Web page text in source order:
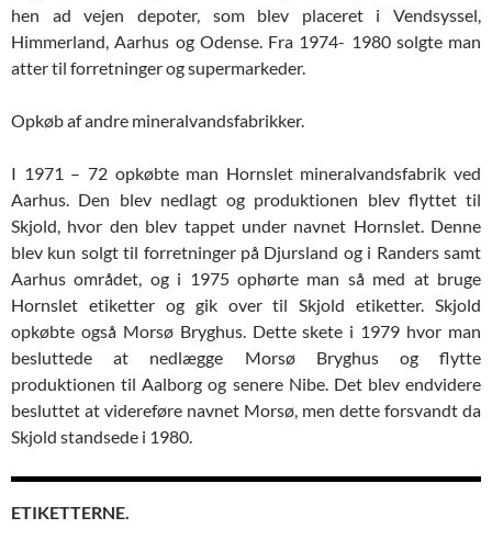
hen ad vejen depoter, som blev placeret i Vendsyssel,
Himmerland, Aarhus og Odense. Fra 1974- 1980 solgte man
atter til forretninger og supermarkeder.
Opkøb af andre mineralvandsfabrikker.
I 1971 – 72 opkøbte man Hornslet mineralvandsfabrik ved
Aarhus. Den blev nedlagt og produktionen blev flyttet til
Skjold, hvor den blev tappet under navnet Hornslet. Denne
blev kun solgt til forretninger på Djursland og i Randers samt
Aarhus området, og i 1975 ophørte man så med at bruge
Hornslet etiketter og gik over til Skjold etiketter. Skjold
opkøbte også Morsø Bryghus. Dette skete i 1979 hvor man
besluttede at nedlægge Morsø Bryghus og flytte
produktionen til Aalborg og senere Nibe. Det blev endvidere
besluttet at videreføre navnet Morsø, men dette forsvandt da
Skjold standsede i 1980.
ETIKETTERNE.